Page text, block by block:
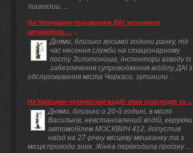
лицензии. ...
На Черкащині працівники ДАІ затримали
автомобіль ...
Днями, близько восьмої години ранку, під
час несення служби на стаціонарному
посту Золотоноша, інспектори взводу із
забезпечення супроводження відділу ДАІ з
обслуговування міста Черкаси, зупинили ...
На Київщині нетверезий водій збив пішоходів та ...
Днями, близько о 20-й годині, в місті
Васильків, невстановлений водій, керуючи
автомобілем МОСКВИЧ 412, допустив
наїзд на 27-річну місцеву мешканку та з
місця пригоди зник. Жінка переходила проїзну ...